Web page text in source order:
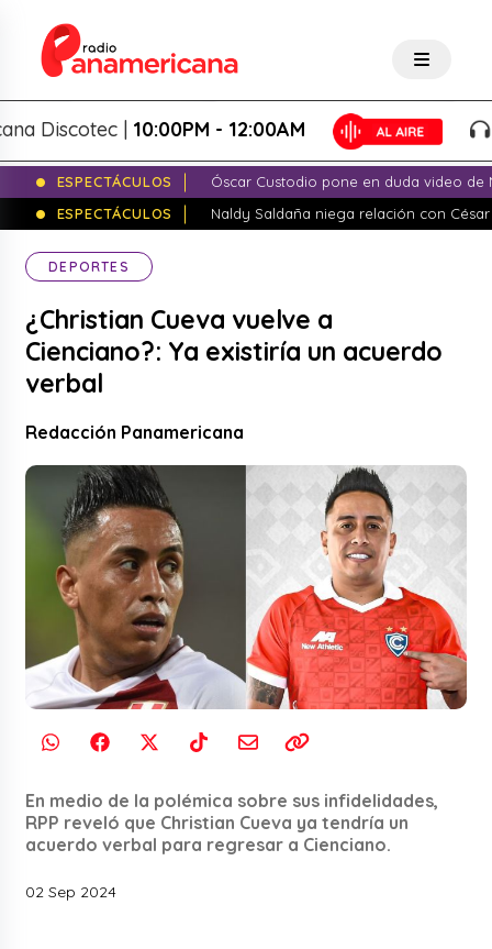
|10:00PM - 12:00AM
ESPECTÁCULOS
Óscar Custodio pone en duda video de
ESPECTÁCULOS
Naldy Saldaña niega relación con
DEPORTES
¿Christian Cueva vuelve a
Cienciano?: Ya existiría un acuerdo
verbal
Redacción Panamericana
En medio de la polémica sobre sus infidelidades,
RPP reveló que Christian Cueva ya tendría un
acuerdo verbal para regresar a Cienciano.
02 Sep 2024